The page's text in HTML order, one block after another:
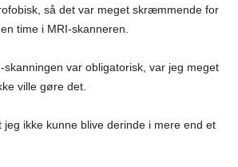
så det var meget skræmmende for
time i MRI-skanneren.
var obligatorisk, var jeg meget
ville gøre det.
ikke kunne blive derinde i mere end et